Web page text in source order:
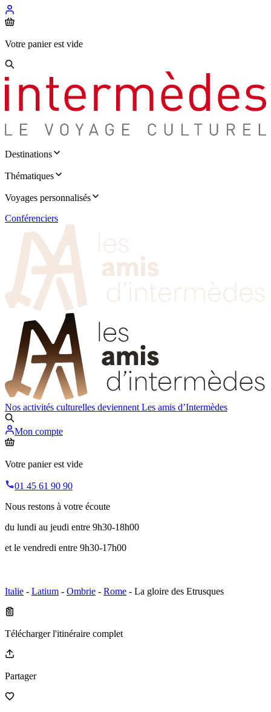
Votre panier est vide
Destinations
Thématiques
Voyages personnalisés
Conférenciers
Nos activités culturelles deviennent Les amis d’Intermèdes
Mon compte
Votre panier est vide
01 45 61 90 90
Nous restons à votre écoute
du lundi au jeudi entre 9h30-18h00
et le vendredi entre 9h30-17h00
Italie - Latium - Ombrie - Rome - La gloire des Etrusques
Télécharger l'itinéraire complet
Partager